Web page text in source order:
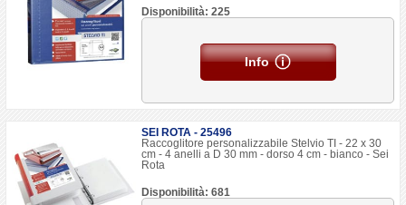
Disponibilità: 225
Info
SEI ROTA - 25496
Raccoglitore personalizzabile Stelvio TI - 22 x 30
cm - 4 anelli a D 30 mm - dorso 4 cm - bianco - Sei
Rota
Disponibilità: 681